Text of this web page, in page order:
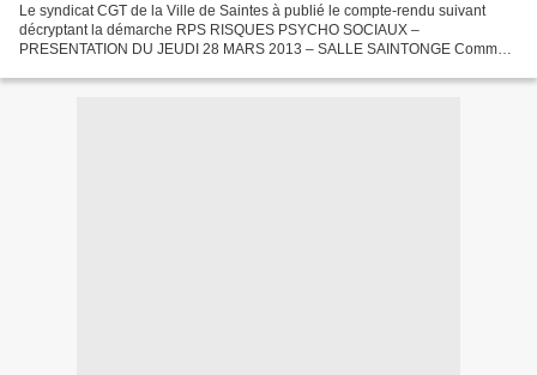
Le syndicat CGT de la Ville de Saintes à publié le compte-rendu suivant
décryptant la démarche RPS RISQUES PSYCHO SOCIAUX –
PRESENTATION DU JEUDI 28 MARS 2013 – SALLE SAINTONGE Comment